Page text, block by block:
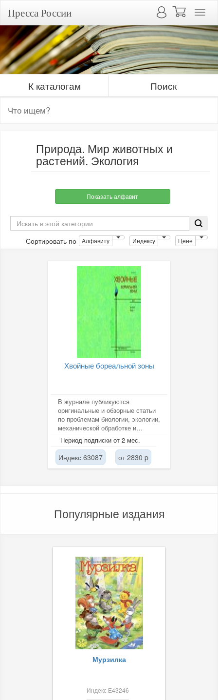
Пресса России
К каталогам Поиск
Природа. Мир животных и
растений. Экология
Показать алфавит
Сортировать по Алфавиту Индексу Цене
Хвойные бореальной зоны
В журнале публикуются
оригинальные и обзорные статьи
по проблемам биологии, экологии,
механической обработке и
химической переработке хвойных
пород...
Период подписки от 2 мес.
Индекс 63087 от 2830 p
Популярные издания
Мурзилка
Индекс Е43246